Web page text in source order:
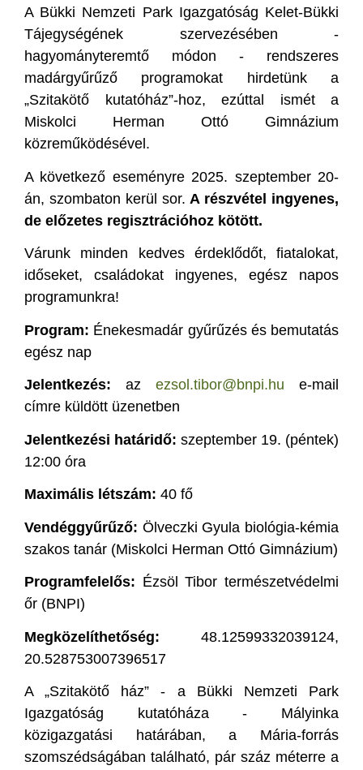
A Bükki Nemzeti Park Igazgatóság Kelet-Bükki
Tájegységének szervezésében -
hagyományteremtő módon - rendszeres
madárgyűrűző programokat hirdetünk a
„Szitakötő kutatóház”-hoz, ezúttal ismét a
Miskolci Herman Ottó Gimnázium
közreműködésével.
A következő eseményre 2025. szeptember 20-
án, szombaton kerül sor. A részvétel ingyenes,
de előzetes regisztrációhoz kötött.
Várunk minden kedves érdeklődőt, fiatalokat,
időseket, családokat ingyenes, egész napos
programunkra!
Program: Énekesmadár gyűrűzés és bemutatás
egész nap
Jelentkezés: az ezsol.tibor@bnpi.hu e-mail
címre küldött üzenetben
Jelentkezési határidő: szeptember 19. (péntek)
12:00 óra
Maximális létszám: 40 fő
Vendéggyűrűző: Ölveczki Gyula biológia-kémia
szakos tanár (Miskolci Herman Ottó Gimnázium)
Programfelelős: Ézsöl Tibor természetvédelmi
őr (BNPI)
Megközelíthetőség: 48.12599332039124,
20.528753007396517
A „Szitakötő ház” - a Bükki Nemzeti Park
Igazgatóság kutatóháza - Mályinka
közigazgatási határában, a Mária-forrás
szomszédságában található, pár száz méterre a